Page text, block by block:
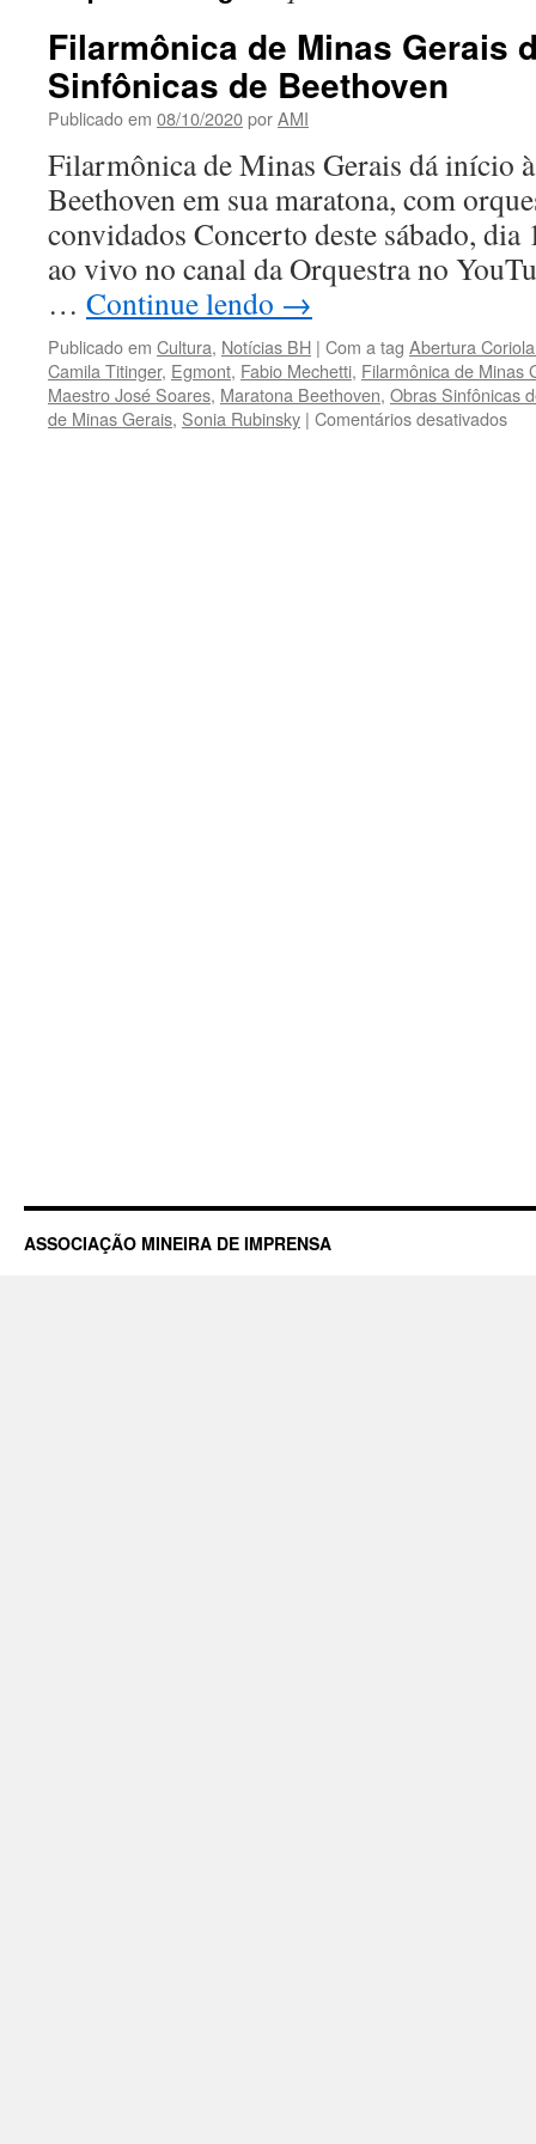
Filarmônica de Minas Gerais
Sinfônicas de Beethoven
Publicado em 08/10/2020porAMI
Filarmônica de Minas Gerais dá início
Beethoven em sua maratona, com
convidados Concerto deste sábado, dia
ao vivo no canal da Orquestra no
… Continue lendo →
Publicado em Cultura, Notícias BH | Com a tag Abertura
Camila Titinger, Egmont, Fabio Mechetti, Filarmônica de Minas
Maestro José Soares, Maratona Beethoven, Obras Sinfônicas
de Minas Gerais, Sonia Rubinsky | Comentários desativadosem
ASSOCIAÇÃO MINEIRA DE IMPRENSA